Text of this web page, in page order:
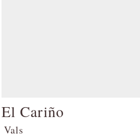
El Cariño
Vals